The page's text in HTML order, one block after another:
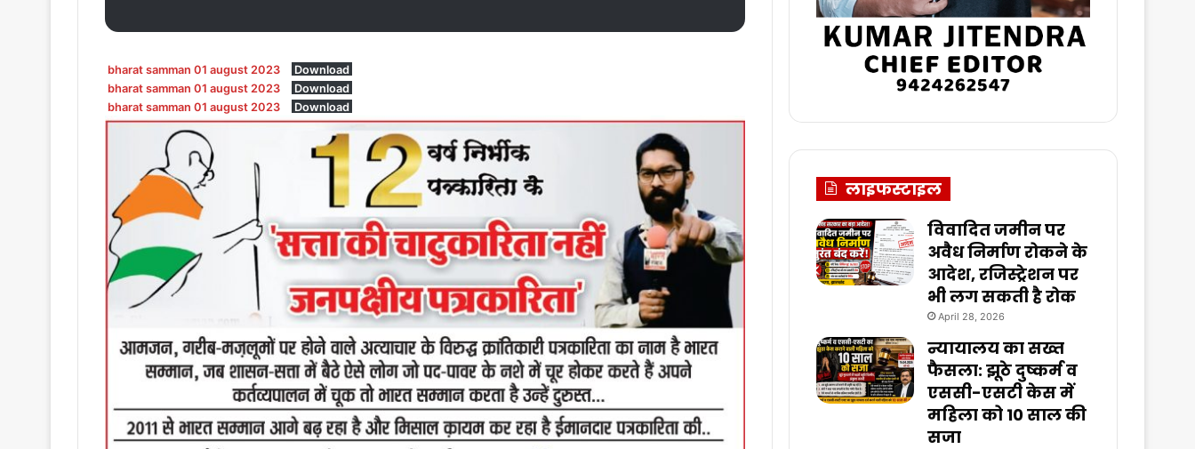
bharat samman 01 august 2023
Download
bharat samman 01 august 2023
Download
bharat samman 01 august 2023
Download
लाइफस्टाइल
विवादित जमीन पर
अवैध निर्माण रोकने के
आदेश, रजिस्ट्रेशन पर
भी लग सकती है रोक
April 28, 2026
न्यायालय का सख्त
फैसला: झूठे दुष्कर्म व
एससी-एसटी केस में
महिला को 10 साल की
सजा